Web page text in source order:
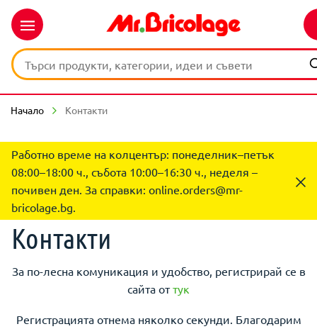
Начало Контакти
Работно време на колцентър: понеделник–петък
08:00–18:00 ч., събота 10:00–16:30 ч., неделя –
почивен ден. За справки: online.orders@mr-
bricolage.bg.
Контакти
За по-лесна комуникация и удобство, регистрирай се в
сайта оттук
Регистрацията отнема няколко секунди. Благодарим